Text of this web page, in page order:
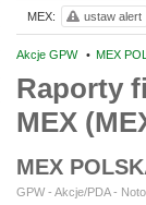
Akcje GPW • MEX
Raporty
MEX
MEX
GPW - Akcje/PDA -
MEX: ustaw alert
78